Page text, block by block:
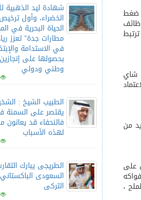
شهادة ليد الذهبية
الخضراء، وأول
الحياة البحرية في
مطارات جدة” تعزز
في الاستدامة
بحصولها على إنجازين
وطني ودولي
151
الطبيب الشيخ :
يقتصر على السمنة
فالنحفاء قد يعانون
لهذه الأسباب
126
الطريجى يبارك
السعودى الباكستاني
التركى
179
ضغط
شاي
من
على
،